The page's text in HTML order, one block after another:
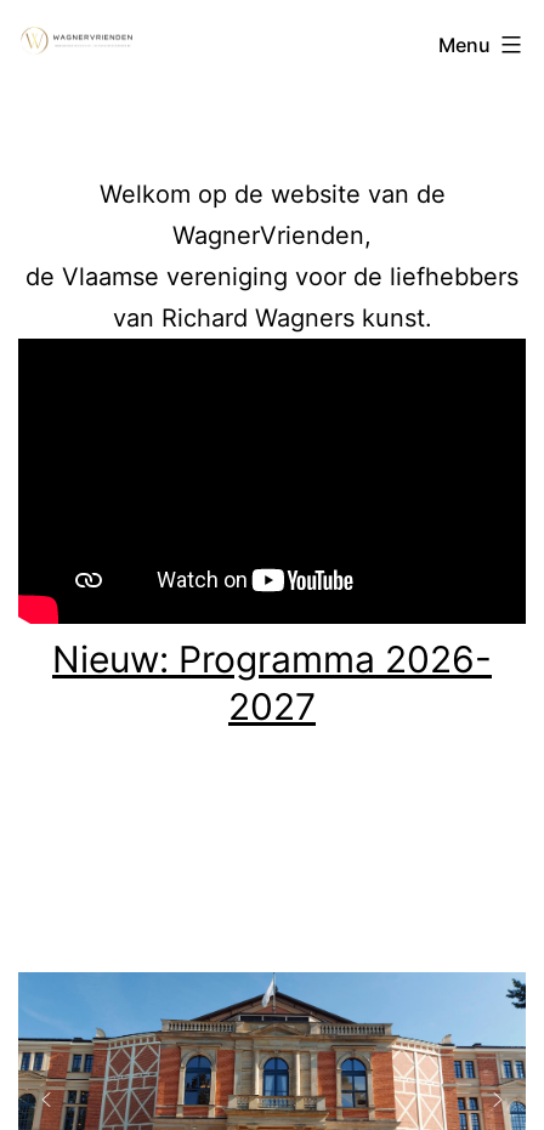
naar
Menu
Welkom op de website van de
WagnerVrienden,
de Vlaamse vereniging voor de liefhebbers
van Richard Wagners kunst.
Nieuw: Programma 2026-
2027